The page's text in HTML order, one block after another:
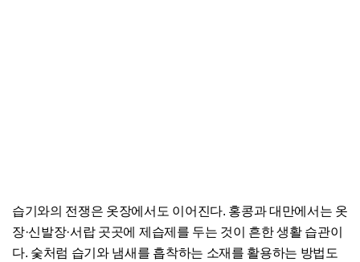
습기와의 전쟁은 옷장에서도 이어진다. 홍콩과 대만에서는 옷
장·신발장·서랍 곳곳에 제습제를 두는 것이 흔한 생활 습관이
다. 숯처럼 습기와 냄새를 흡착하는 소재를 활용하는 방법도